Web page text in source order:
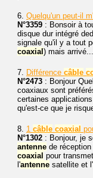
6. Quelqu'un peut-il
N°3359 : Bonsoir à
disque dur intégré
signale qu'il y a tout
coaxial ) mais arrivé...
7. Différence câble
N°2473 : Bonjour
coaxiaux sont
certaines
qu'est-ce que je
8. 1 câble coaxial
N°1302 : Bonjour, je
antenne de
coaxial pour
l'antenne satellite et l'